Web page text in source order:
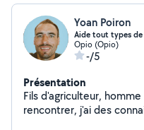
Yoan Poiron
Aide tout types de
Opio (Opio)
-/5
Présentation
Fils d'agriculteur,
rencontrer, j'ai des